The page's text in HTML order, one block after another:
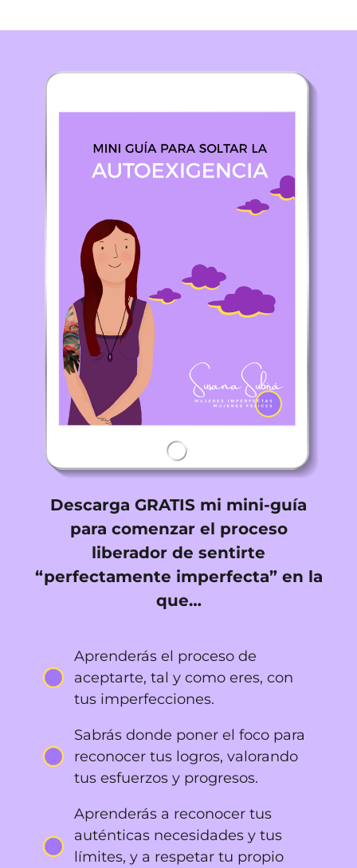
Descarga GRATIS mi mini-guía
para comenzar el proceso
liberador de sentirte
“perfectamente imperfecta” en la
que…
Aprenderás el proceso de
aceptarte, tal y como eres, con
tus imperfecciones.
Sabrás donde poner el foco para
reconocer tus logros, valorando
tus esfuerzos y progresos.
Aprenderás a reconocer tus
auténticas necesidades y tus
límites, y a respetar tu propio